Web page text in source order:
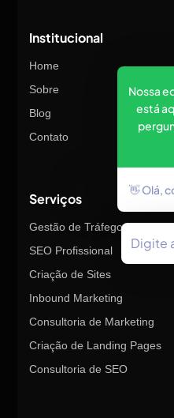
Institucional
Home
Sobre
Blog
Contato
Serviços
Gestão de Tráfego Pago
SEO Profissional
Criação de Sites
Inbound Marketing
Consultoria de Marketing
Criação de Landing Pages
Consultoria de SEO
Nossa
está
👋 Olá,